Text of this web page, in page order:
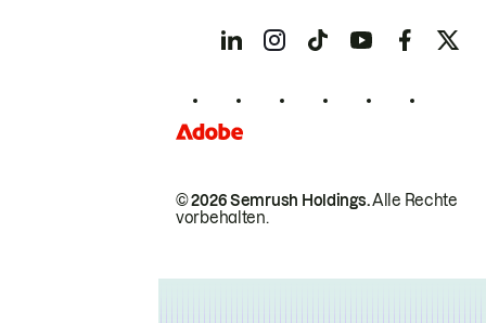
© 2026 Semrush Holdings.Alle Rechte
vorbehalten.